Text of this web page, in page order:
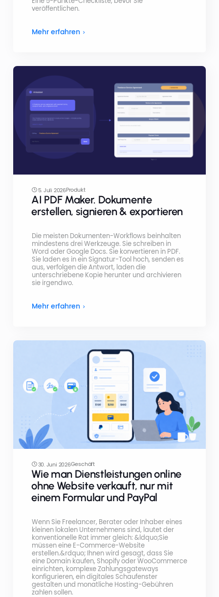
veröffentlichen.
Mehr erfahren
5. Juli 2026Produkt
AI PDF Maker. Dokumente
erstellen, signieren & exportieren
Die meisten Dokumenten-Workflows beinhalten
mindestens drei Werkzeuge. Sie schreiben in
Word oder Google Docs. Sie konvertieren in PDF.
Sie laden es in ein Signatur-Tool hoch, senden es
aus, verfolgen die Antwort, laden die
unterschriebene Kopie herunter und archivieren
sie irgendwo.
Mehr erfahren
30. Juni 2026Geschäft
Wie man Dienstleistungen online
ohne Website verkauft, nur mit
einem Formular und PayPal
Wenn Sie Freelancer, Berater oder Inhaber eines
kleinen lokalen Unternehmens sind, lautet der
konventionelle Rat immer gleich: &ldquo;Sie
müssen eine E-Commerce-Website
erstellen.&rdquo; Ihnen wird gesagt, dass Sie
eine Domain kaufen, Shopify oder WooCommerce
einrichten, komplexe Zahlungsgateways
konfigurieren, ein digitales Schaufenster
gestalten und monatliche Hosting-Gebühren
zahlen sollen.